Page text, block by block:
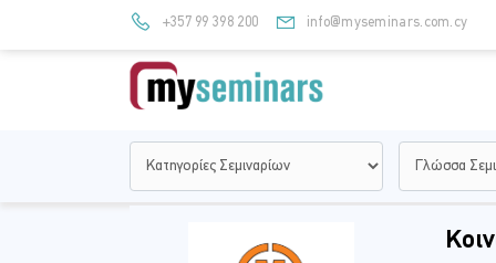
+357 99 398 200 info@myseminars.com.cy